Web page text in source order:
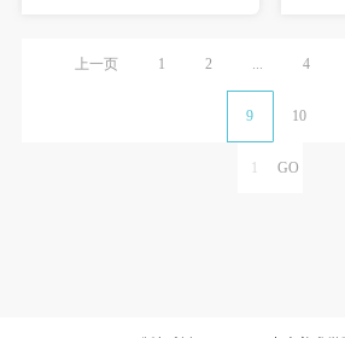
全国各地的186名艺术家在这
德林顿
上一页 1 2 4
9 10